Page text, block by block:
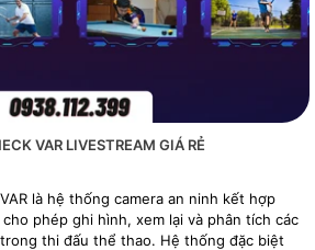
VAR LIVESTREAM GIÁ RẺ
là hệ thống camera an ninh kết hợp
phép ghi hình, xem lại và phân tích các
thi đấu thể thao. Hệ thống đặc biệt